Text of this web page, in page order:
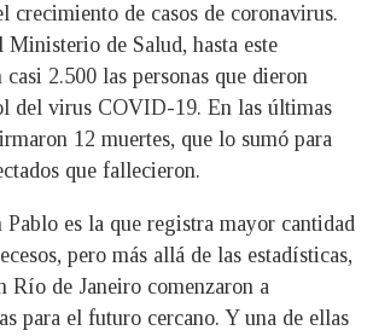
crecimiento de casos de coronavirus.
de Salud, hasta este
2.500 las personas que dieron
del virus COVID-19. En las últimas
12 muertes, que lo sumó para
que fallecieron.
Pablo es la que registra mayor cantidad
pero más allá de las estadísticas,
Río de Janeiro comenzaron a
para el futuro cercano. Y una de ellas